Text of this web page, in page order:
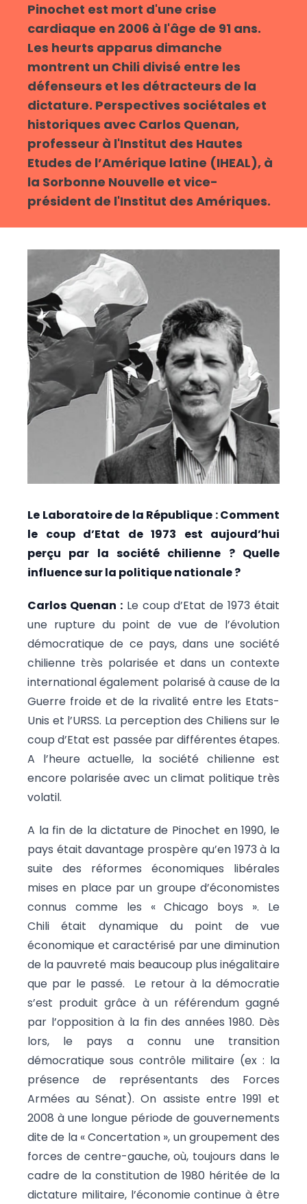
Pinochet est mort d'une crise
cardiaque en 2006 à l'âge de 91 ans.
Les heurts apparus dimanche
montrent un Chili divisé entre les
défenseurs et les détracteurs de la
dictature. Perspectives sociétales et
historiques avec Carlos Quenan,
professeur à l'Institut des Hautes
Etudes de l’Amérique latine (IHEAL), à
la Sorbonne Nouvelle et vice-
président de l'Institut des Amériques.
Le Laboratoire de la République : Comment
le coup d’Etat de 1973 est aujourd’hui
perçu par la société chilienne ? Quelle
influence sur la politique nationale ?
Carlos Quenan :Le coup d’Etat de 1973 était
une rupture du point de vue de l’évolution
démocratique de ce pays, dans une société
chilienne très polarisée et dans un contexte
international également polarisé à cause de la
Guerre froide et de la rivalité entre les Etats-
Unis et l’URSS. La perception des Chiliens sur le
coup d’Etat est passée par différentes étapes.
A l’heure actuelle, la société chilienne est
encore polarisée avec un climat politique très
volatil.
A la fin de la dictature de Pinochet en 1990, le
pays était davantage prospère qu’en 1973 à la
suite des réformes économiques libérales
mises en place par un groupe d’économistes
connus comme les « Chicago boys ». Le
Chili était dynamique du point de vue
économique et caractérisé par une diminution
de la pauvreté mais beaucoup plus inégalitaire
que par le passé. Le retour à la démocratie
s’est produit grâce à un référendum gagné
par l’opposition à la fin des années 1980. Dès
lors, le pays a connu une transition
démocratique sous contrôle militaire (ex : la
présence de représentants des Forces
Armées au Sénat). On assiste entre 1991 et
2008 à une longue période de gouvernements
dite de la « Concertation », un groupement des
forces de centre-gauche, où, toujours dans le
cadre de la constitution de 1980 héritée de la
dictature militaire, l’économie continue à être